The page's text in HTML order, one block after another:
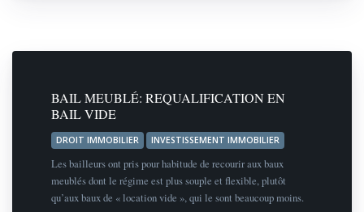
BAIL MEUBLÉ: REQUALIFICATION EN
BAIL VIDE
DROIT IMMOBILIER INVESTISSEMENT IMMOBILIER
Les bailleurs ont pris pour habitude de recourir aux baux
meublés dont le régime est plus souple et flexible, plutôt
qu’aux baux de « location vide », qui le sont beaucoup moins.